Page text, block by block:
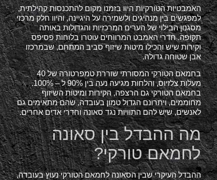
האמבטיות הטורקיות היוו בזמנו מקום להתכנסות קהילתית,
למפגשים בין מנהיגים ולשמירה על היגיינה, והיוו חלק מרכזי
מסגנון הבילוי של הערים המרכזיות והגדולות באותה
תקופה. חדרי האמבט המרווחים עוטרו בלוחות פסיפס
וקירות שיש והכילו מיטות שיזוף סביב המתחם, שבמרכזו
אבן שטוחה גדולה.
בחמאם הטורקי המסורתי שוררת טמפרטורה של 40
מעלות צלזיוס, והלחות מגיעה נעה בין 90% ל – 100%.
בחמאם הטורקי גם הרצפה, הקירות ומיטות השיזוף
מחוממים, ויתרונם הגדול טמון בעובדה, שהם מתאימים גם
לאנשים, שיש להם התוויות נגד סאונה וחדרי אדים אחרים.
מה ההבדל בין סאונה
לחמאם טורקי?
ההבדל העיקרי שבין הסאונה לחמאם הטורקי נעוץ בעובדה,